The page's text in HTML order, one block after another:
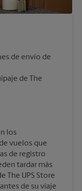
de envío de
de The
los
vuelos que
de registro
tardar más
The UPS Store
de su viaje